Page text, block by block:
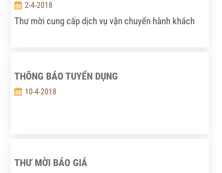
2-4-2018
Thư mời cung cấp dịch vụ vận chuyển hành khách
THÔNG BÁO TUYỂN DỤNG
10-4-2018
THƯ MỜI BÁO GIÁ